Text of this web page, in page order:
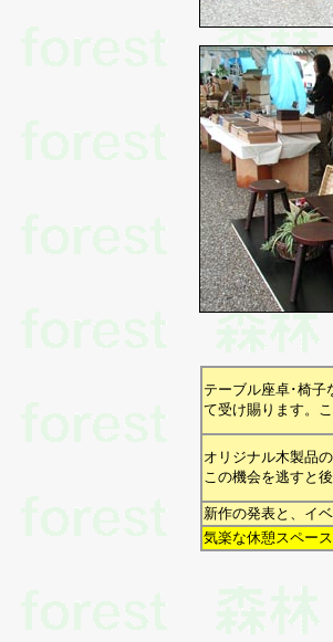
テーブル座卓･椅子
て受け賜ります。
オリジナル木製品
この機会を逃すと後
新作の発表と、イ
気楽な休憩スペー